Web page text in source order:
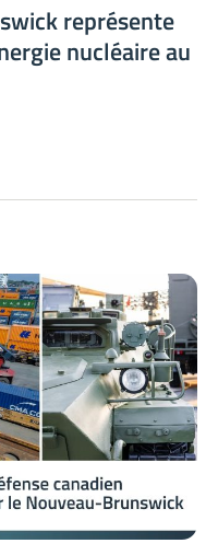
représente
nucléaire au